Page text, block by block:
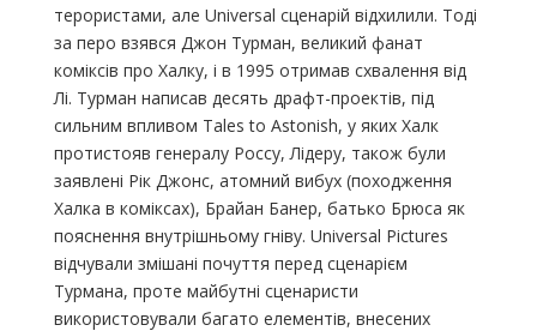
терористами, але Universal сценарій відхилили. Тоді
за перо взявся Джон Турман, великий фанат
коміксів про Халку, і в 1995 отримав схвалення від
Лі. Турман написав десять драфт-проектів, під
сильним впливом Tales to Astonish, у яких Халк
протистояв генералу Россу, Лідеру, також були
заявлені Рік Джонс, атомний вибух (походження
Халка в коміксах), Брайан Банер, батько Брюса як
пояснення внутрішньому гніву. Universal Pictures
відчували змішані почуття перед сценарієм
Турмана, проте майбутні сценаристи
використовували багато елементів, внесених